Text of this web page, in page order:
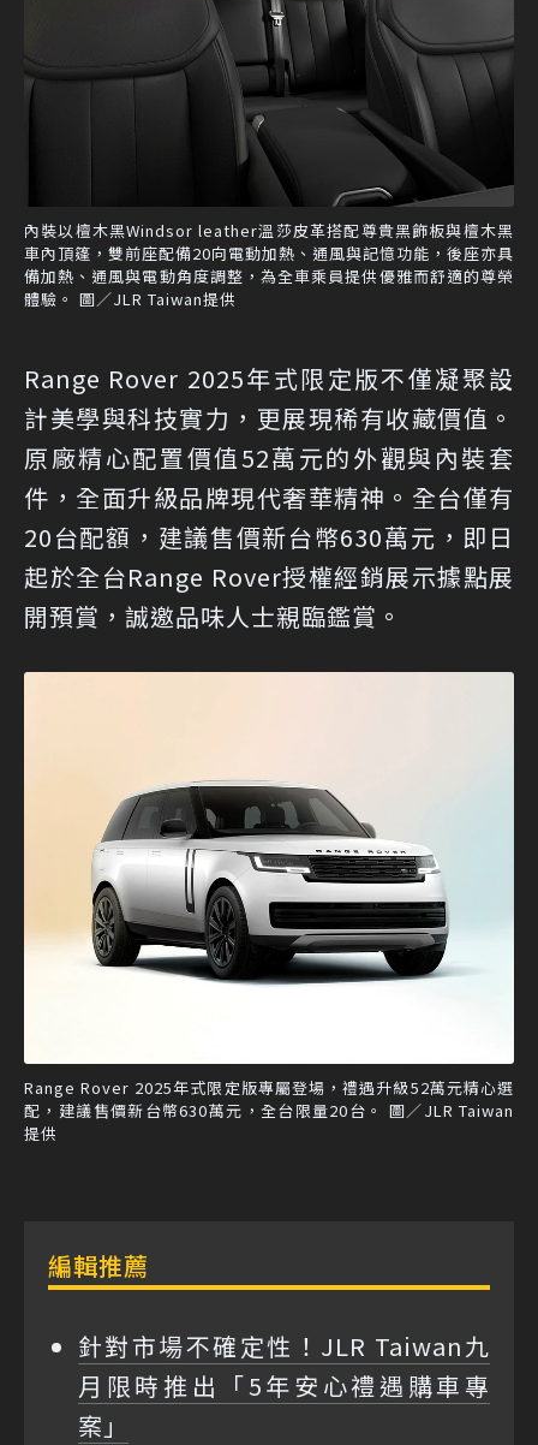
內裝以檀木黑Windsor leather溫莎皮革搭配尊貴黑飾板與檀木黑
車內頂篷，雙前座配備20向電動加熱、通風與記憶功能，後座亦具
備加熱、通風與電動角度調整，為全車乘員提供優雅而舒適的尊榮
體驗。 圖／JLR Taiwan提供
Range Rover 2025年式限定版不僅凝聚設
計美學與科技實力，更展現稀有收藏價值。
原廠精心配置價值52萬元的外觀與內裝套
件，全面升級品牌現代奢華精神。全台僅有
20台配額，建議售價新台幣630萬元，即日
起於全台Range Rover授權經銷展示據點展
開預賞，誠邀品味人士親臨鑑賞。
Range Rover 2025年式限定版專屬登場，禮遇升級52萬元精心選
配，建議售價新台幣630萬元，全台限量20台。 圖／JLR Taiwan
提供
編輯推薦
針對市場不確定性！JLR Taiwan九
月限時推出「5年安心禮遇購車專
案」